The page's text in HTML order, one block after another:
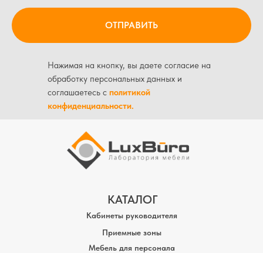
ОТПРАВИТЬ
Нажимая на кнопку, вы даете согласие на
обработку персональных данных и
соглашаетесь c политикой
конфиденциальности.
Кабинеты руководителя
Приемные зоны
Мебель для персонала
КАТАЛОГ